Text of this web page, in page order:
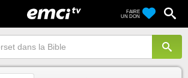
FAIRE
UN DON